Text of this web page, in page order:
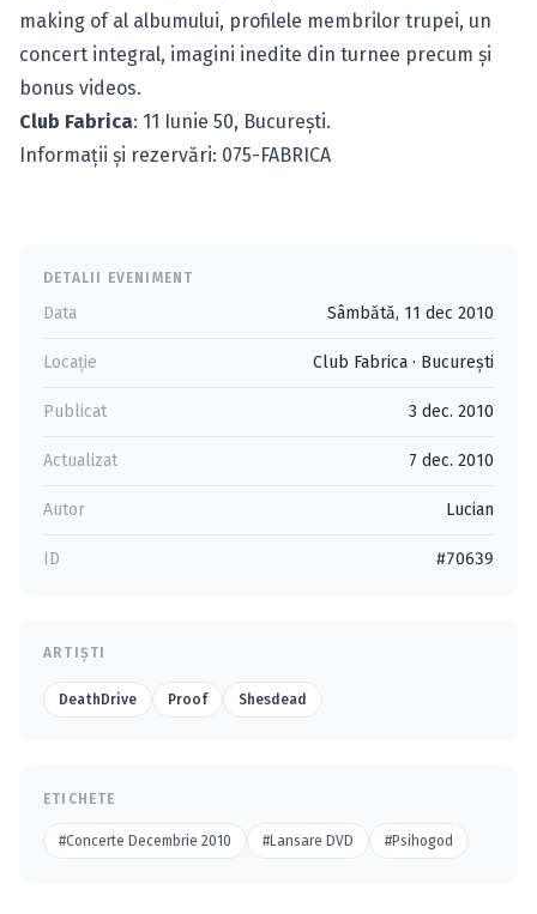
making of al albumului, profilele membrilor trupei, un
concert integral, imagini inedite din turnee precum şi
bonus videos.
Club Fabrica: 11 Iunie 50, Bucureşti.
Informaţii şi rezervări: 075-FABRICA
DETALII EVENIMENT
Data Sâmbătă, 11 dec 2010
Locație Club Fabrica · Bucureşti
Publicat 3 dec. 2010
Actualizat 7 dec. 2010
Autor Lucian
ID #70639
ARTIȘTI
DeathDrive Proof Shesdead
ETICHETE
#Concerte Decembrie 2010 #Lansare DVD #Psihogod